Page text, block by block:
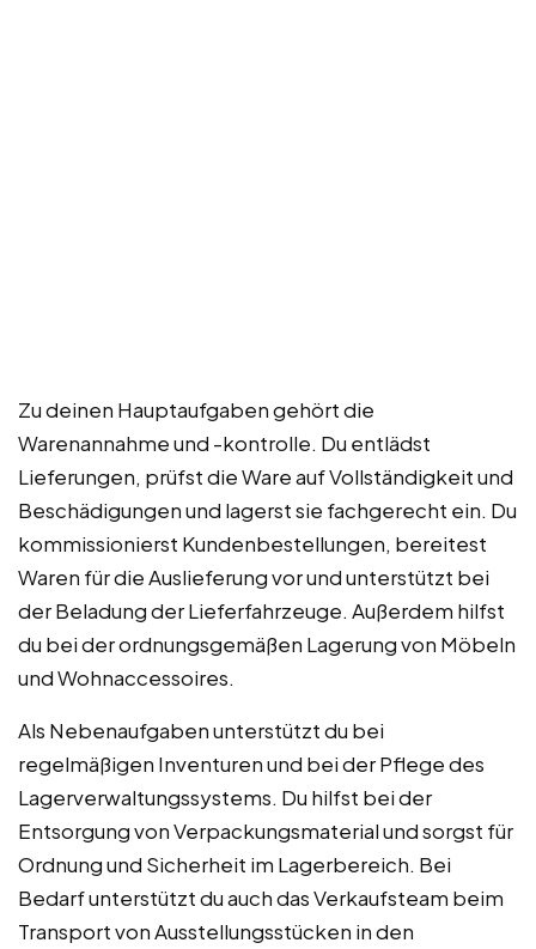
Zu deinen Hauptaufgaben gehört die
Warenannahme und -kontrolle. Du entlädst
Lieferungen, prüfst die Ware auf Vollständigkeit und
Beschädigungen und lagerst sie fachgerecht ein. Du
kommissionierst Kundenbestellungen, bereitest
Waren für die Auslieferung vor und unterstützt bei
der Beladung der Lieferfahrzeuge. Außerdem hilfst
du bei der ordnungsgemäßen Lagerung von Möbeln
und Wohnaccessoires.
Als Nebenaufgaben unterstützt du bei
regelmäßigen Inventuren und bei der Pflege des
Lagerverwaltungssystems. Du hilfst bei der
Entsorgung von Verpackungsmaterial und sorgst für
Ordnung und Sicherheit im Lagerbereich. Bei
Bedarf unterstützt du auch das Verkaufsteam beim
Transport von Ausstellungsstücken in den